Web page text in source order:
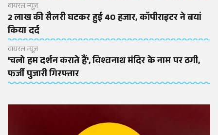
वायरल न्यूज़
2 लाख की सैलरी घटकर हुई 40 हजार, कॉपीराइटर ने बयां
किया दर्द
वायरल न्यूज़
'चलो हम दर्शन कराते हैं', विश्वनाथ मंदिर के नाम पर ठगी,
फर्जी पुजारी गिरफ्तार